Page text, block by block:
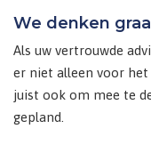
We denken
Als uw vertrouwde
er niet alleen voor
juist ook om mee te
gepland.